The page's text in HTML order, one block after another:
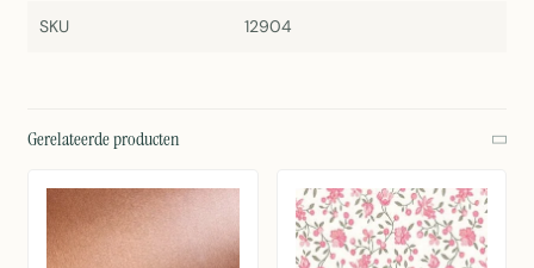
SKU 12904
Gerelateerde producten